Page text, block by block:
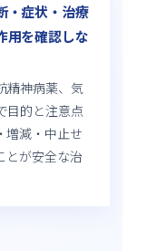
・症状・治療
用を確認しな
精神病薬、気
目的と注意点
増減・中止せ
とが安全な治